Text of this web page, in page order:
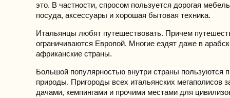
это. В частности, спросом пользуется дорогая
посуда, аксессуары и хорошая бытовая техника.
Итальянцы любят путешествовать. Причем
ограничиваются Европой. Многие ездят даже в
африканские страны.
Большой популярностью внутри страны пользуются
природы. Пригороды всех итальянских мегаполисов
дачами, кемпингами и прочими местами для